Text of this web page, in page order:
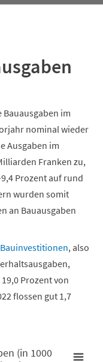
im
nominal wieder
Ausgaben im
Franken zu,
Prozent auf rund
wurden somit
an Bauausgaben
Bauinvestitionen, also
Prozent von
flossen gut 1,7
(in 1000